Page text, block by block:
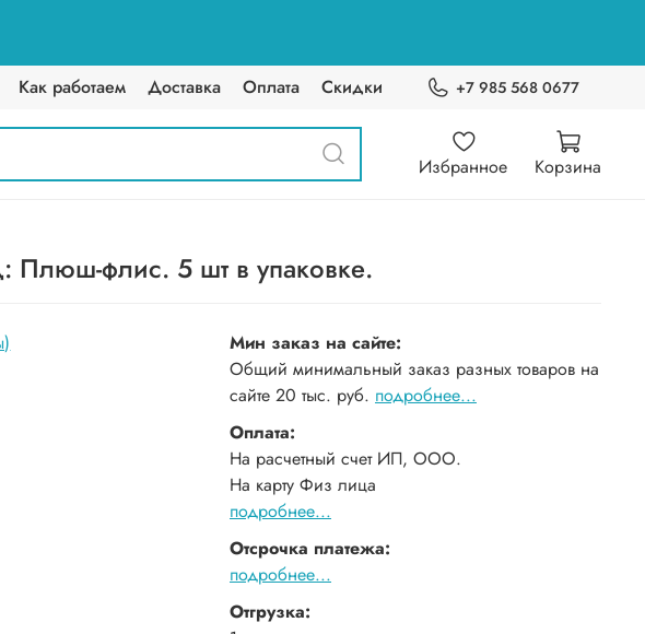
Как работаем Доставка Оплата Скидки +7 985 568 0677
Избранное Корзина
Плюш-флис. 5 шт в упаковке.
Мин заказ на сайте:
Общий минимальный заказ разных товаров на
сайте 20 тыс. руб. подробнее...
Оплата:
На расчетный счет ИП, ООО.
На карту Физ лица
подробнее...
Отсрочка платежа:
подробнее...
Отгрузка: